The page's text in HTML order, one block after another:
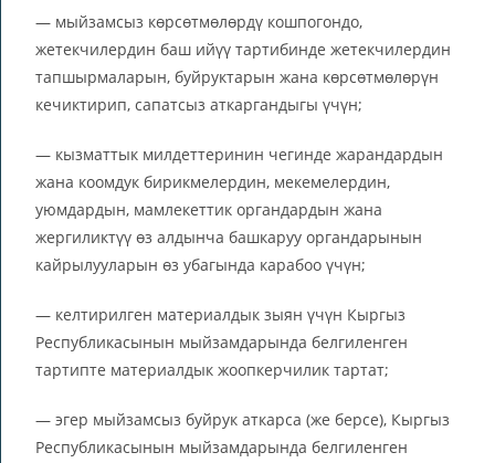
— мыйзамсыз көрсөтмөлөрдү кошпогондо,
жетекчилердин баш ийүү тартибинде жетекчилердин
тапшырмаларын, буйруктарын жана көрсөтмөлөрүн
кечиктирип, сапатсыз аткаргандыгы үчүн;
— кызматтык милдеттеринин чегинде жарандардын
жана коомдук бирикмелердин, мекемелердин,
уюмдардын, мамлекеттик органдардын жана
жергиликтүү өз алдынча башкаруу органдарынын
кайрылууларын өз убагында карабоо үчүн;
— келтирилген материалдык зыян үчүн Кыргыз
Республикасынын мыйзамдарында белгиленген
тартипте материалдык жоопкерчилик тартат;
— эгер мыйзамсыз буйрук аткарса (же берсе), Кыргыз
Республикасынын мыйзамдарында белгиленген